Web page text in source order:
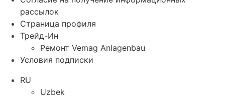
рассылок
Страница профиля
Трейд-Ин
Ремонт Vemag Anlagenbau
Условия подписки
RU
Uzbek